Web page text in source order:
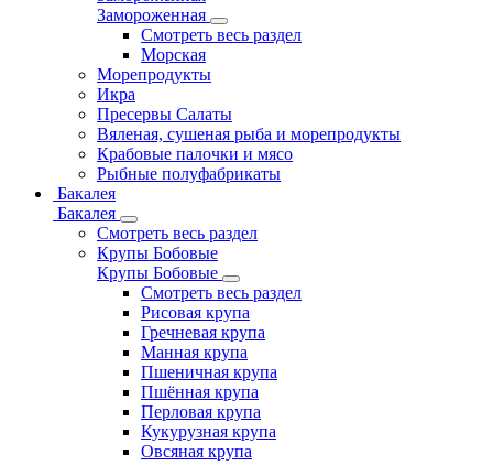
Замороженная
Смотреть весь раздел
Морская
Морепродукты
Икра
Пресервы Салаты
Вяленая, сушеная рыба и морепродукты
Крабовые палочки и мясо
Рыбные полуфабрикаты
Бакалея
Бакалея
Смотреть весь раздел
Крупы Бобовые
Крупы Бобовые
Смотреть весь раздел
Рисовая крупа
Гречневая крупа
Манная крупа
Пшеничная крупа
Пшённая крупа
Перловая крупа
Кукурузная крупа
Овсяная крупа